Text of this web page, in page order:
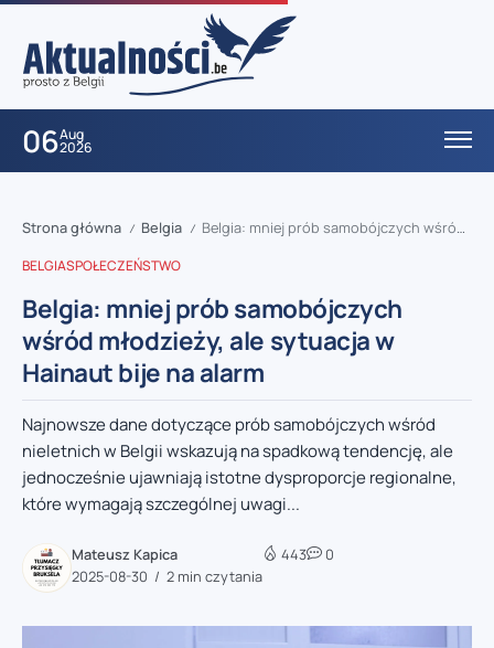
06Aug
2026
Strona główna / Belgia / Belgia: mniej prób samobójczych wśród młodzieży, ale sytuacja w Hainaut bije na alarm
BELGIASPOŁECZEŃSTWO
Belgia: mniej prób samobójczych
wśród młodzieży, ale sytuacja w
Hainaut bije na alarm
Najnowsze dane dotyczące prób samobójczych wśród
nieletnich w Belgii wskazują na spadkową tendencję, ale
jednocześnie ujawniają istotne dysproporcje regionalne,
które wymagają szczególnej uwagi...
Mateusz Kapica
2025-08-30
2 min czytania
443 0